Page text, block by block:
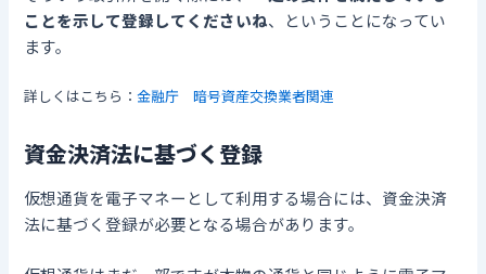
ことを示して登録してくださいね、ということになってい
ます。
詳しくはこちら：金融庁 暗号資産交換業者関連
資金決済法に基づく登録
仮想通貨を電子マネーとして利用する場合には、資金決済
法に基づく登録が必要となる場合があります。